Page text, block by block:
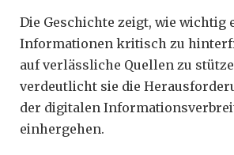
Die Geschichte zeigt, wie wichtig
Informationen kritisch zu
auf verlässliche Quellen zu
verdeutlicht sie die
der digitalen
einhergehen.